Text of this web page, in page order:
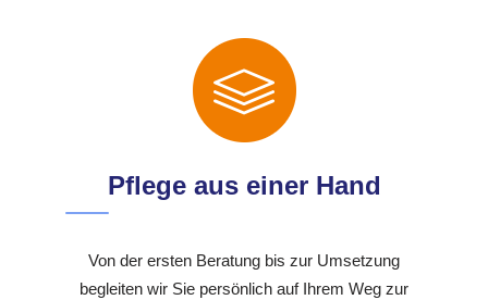
Pflege aus einer Hand
Von der ersten Beratung bis zur Umsetzung
begleiten wir Sie persönlich auf Ihrem Weg zur